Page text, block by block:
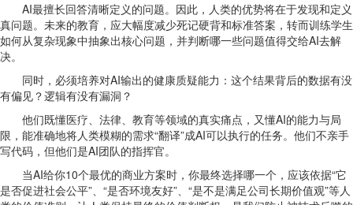
AI最擅长回答清晰定义的问题。因此，人类的优势将在于发现和定义
真问题。未来的教育，应大幅度减少死记硬背和标准答案，转而训练学生
如何从复杂现象中抽象出核心问题，并判断哪一些问题值得交给AI去解
决。
同时，必须培养对AI输出的健康质疑能力：这个结果背后的数据有没
有偏见？逻辑有没有漏洞？
他们既懂医疗、法律、教育等领域的真实痛点，又懂AI的能力与局
限，能准确地将人类模糊的需求“翻译”成AI可以执行的任务。他们不亲手
写代码，但他们是AI团队的指挥官。
当AI给你10个最优的商业方案时，你最终选择哪一个，应该依据“它
是否促进社会公平”、“是否环境友好”、“是不是满足公司长期价值观”等人